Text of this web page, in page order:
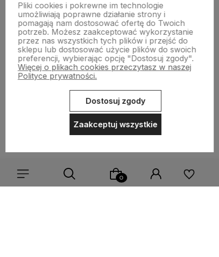
NASZE ODZNAKI
Sklep internetowy Shoper.pl Szablon Shoper Modern 3.0™
GrowCommerce
Pliki cookies i pokrewne im technologie
umożliwiają poprawne działanie strony i
pomagają nam dostosować ofertę do Twoich
potrzeb. Możesz zaakceptować wykorzystanie
przez nas wszystkich tych plików i przejść do
sklepu lub dostosować użycie plików do swoich
preferencji, wybierając opcję "Dostosuj zgody".
Więcej o plikach cookies przeczytasz w naszej
Polityce prywatności.
Dostosuj zgody
Zaakceptuj wszystkie